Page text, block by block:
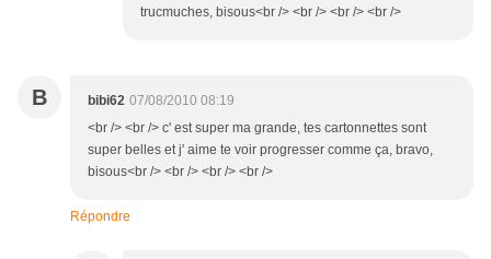
trucmuches, bisous<br /> <br /> <br /> <br />
B bibi62 07/08/2010 08:19
<br /> <br /> c' est super ma grande, tes cartonnettes sont
super belles et j' aime te voir progresser comme ça, bravo,
bisous<br /> <br /> <br /> <br />
Répondre